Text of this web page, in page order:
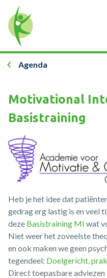
Agenda
Motivational
Basistraining
Heb je het idee dat
gedrag erg lastig is en veel
deze Basistraining MI wat
Niet weer het zoveelste
en ook maken we geen
tegendeel: Doelgericht,
Direct toepasbare